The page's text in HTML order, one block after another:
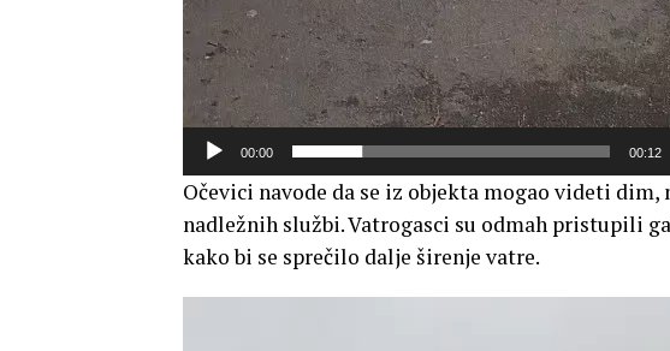
00:00 00:12
Očevici navode da se iz objekta mogao videti dim,
nadležnih službi. Vatrogasci su odmah pristupili
kako bi se sprečilo dalje širenje vatre.